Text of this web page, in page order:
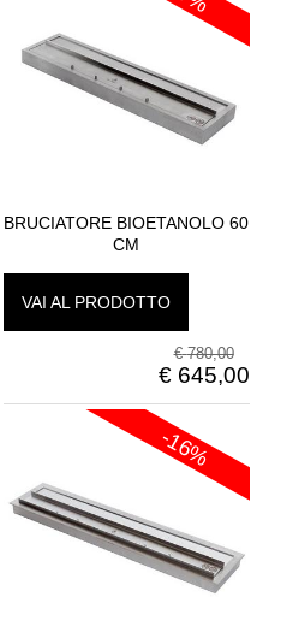
BRUCIATORE BIOETANOLO 60
CM
VAI AL PRODOTTO
€ 780,00
€ 645,00
-16%